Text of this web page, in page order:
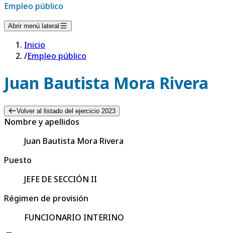
Empleo público
Abrir menú lateral
Inicio
/Empleo público
Juan Bautista Mora Rivera
Volver al listado del ejercicio 2023
Nombre y apellidos
Juan Bautista Mora Rivera
Puesto
JEFE DE SECCIÓN II
Régimen de provisión
FUNCIONARIO INTERINO